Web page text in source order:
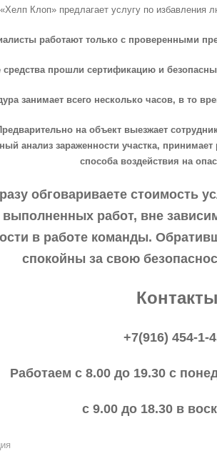
«Хелп Клоп» предлагает услугу по избавления
работают только с проверенными
средства прошли сертификацию и
занимает всего несколько часов, в то
на объект выезжает
анализ зараженности участка,
способа воздействия на
обговариваете стоимость
выполненных работ, вне
в работе команды.
спокойны за свою
Контакты
+7(916) 454-1-
Работаем с 8.00 до 19.30 с
с 9.00 до 18.30 в